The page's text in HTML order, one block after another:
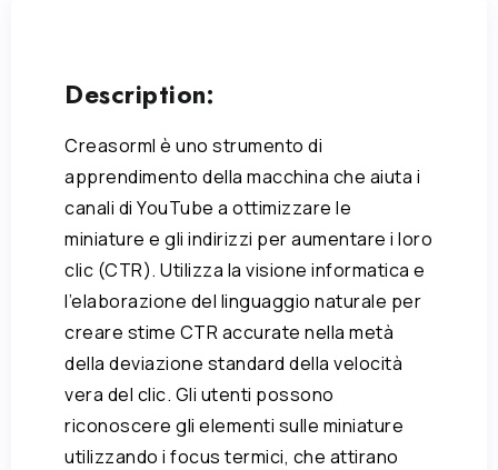
Description:
Creasorml è uno strumento di
apprendimento della macchina che aiuta i
canali di YouTube a ottimizzare le
miniature e gli indirizzi per aumentare i loro
clic (CTR). Utilizza la visione informatica e
l’elaborazione del linguaggio naturale per
creare stime CTR accurate nella metà
della deviazione standard della velocità
vera del clic. Gli utenti possono
riconoscere gli elementi sulle miniature
utilizzando i focus termici, che attirano